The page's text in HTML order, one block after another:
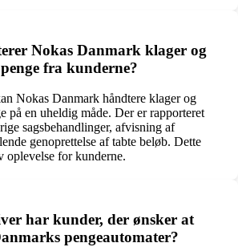
Nokas Danmark klager og
fra kunderne?
Nokas Danmark håndtere klager og
på en uheldig måde. Der er rapporteret
sagsbehandlinger, afvisning af
genoprettelse af tabte beløb. Dette
oplevelse for kunderne.
har kunder, der ønsker at
pengeautomater?